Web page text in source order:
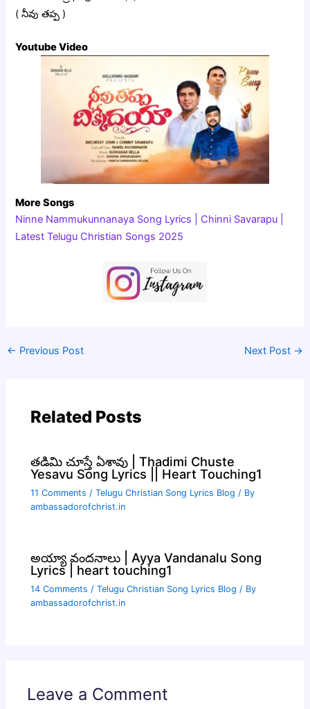
( నీవు తప్ప )
Youtube Video
More Songs
Ninne Nammukunnanaya Song Lyrics | Chinni Savarapu |
Latest Telugu Christian Songs 2025
← Previous Post Next Post →
Related Posts
తడిమి చూస్తే ఏశావు | Thadimi Chuste
Yesavu Song Lyrics || Heart Touching1
11 Comments /Telugu Christian Song Lyrics Blog / By
ambassadorofchrist.in
అయ్యా వందనాలు | Ayya Vandanalu Song
Lyrics | heart touching1
14 Comments /Telugu Christian Song Lyrics Blog / By
ambassadorofchrist.in
Leave a Comment